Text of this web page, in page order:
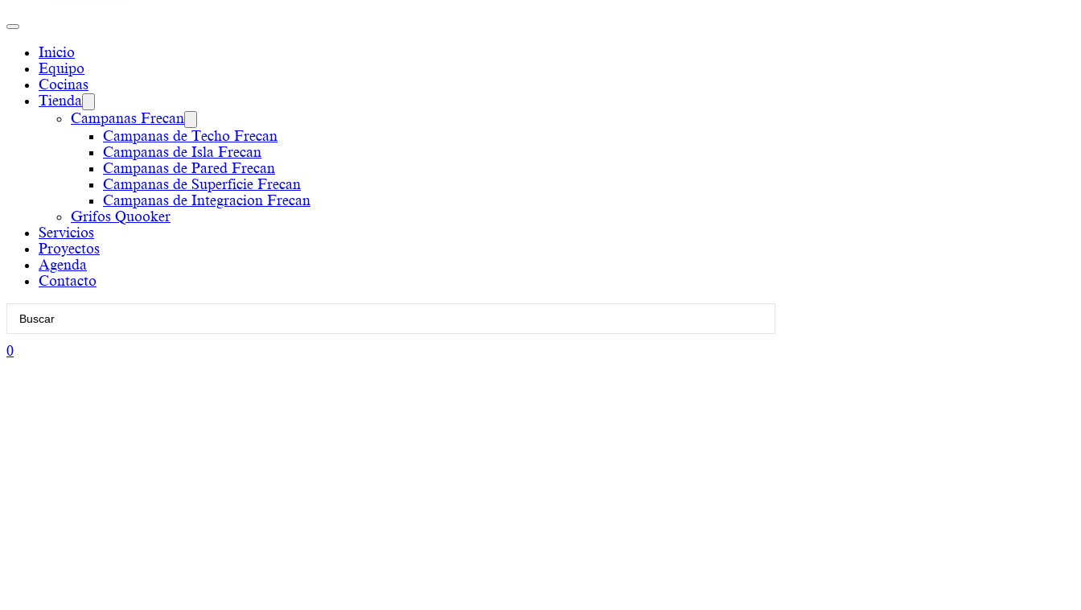
Inicio
Equipo
Cocinas
Tienda
Campanas Frecan
Campanas de Techo Frecan
Campanas de Isla Frecan
Campanas de Pared Frecan
Campanas de Superficie Frecan
Campanas de Integracion Frecan
Grifos Quooker
Servicios
Proyectos
Agenda
Contacto
0